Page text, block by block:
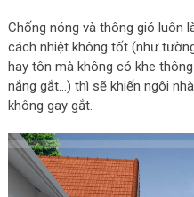
Chống nóng và thông gió luôn
cách nhiệt không tốt (như
hay tôn mà không có khe
nắng gắt…) thì sẽ khiến ngôi
không gay gắt.